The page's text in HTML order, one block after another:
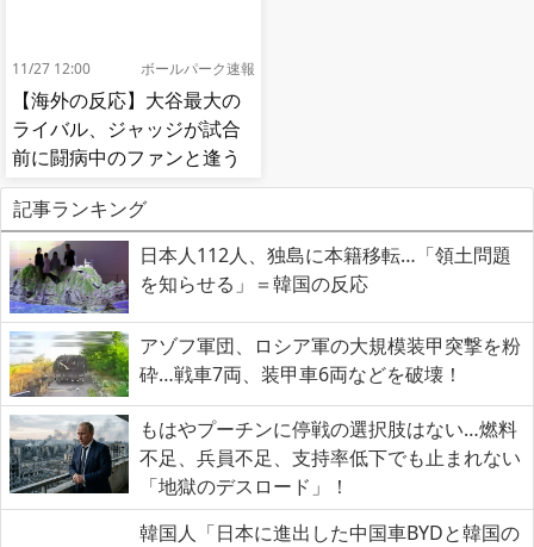
11/27 12:00 ボールパーク速報
【海外の反応】大谷最大の
ライバル、ジャッジが試合
前に闘病中のファンと逢う
【MLB】
記事ランキング
日本人112人、独島に本籍移転…「領土問題
を知らせる」＝韓国の反応
アゾフ軍団、ロシア軍の大規模装甲突撃を粉
砕…戦車7両、装甲車6両などを破壊！
もはやプーチンに停戦の選択肢はない…燃料
不足、兵員不足、支持率低下でも止まれない
「地獄のデスロード」！
韓国人「日本に進出した中国車BYDと韓国の